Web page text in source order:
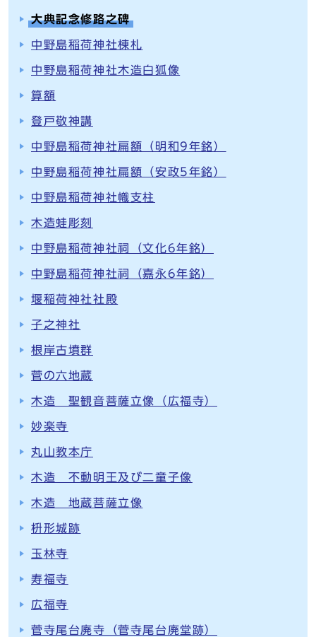
大典記念修路之碑
中野島稲荷神社棟札
中野島稲荷神社木造白狐像
算額
登戸敬神講
中野島稲荷神社扁額（明和9年銘）
中野島稲荷神社扁額（安政5年銘）
中野島稲荷神社幟支柱
木造蛙彫刻
中野島稲荷神社祠（文化6年銘）
中野島稲荷神社祠（嘉永6年銘）
堰稲荷神社社殿
子之神社
根岸古墳群
菅の六地蔵
木造 聖観音菩薩立像（広福寺）
妙楽寺
丸山教本庁
木造 不動明王及び二童子像
木造 地蔵菩薩立像
枡形城跡
玉林寺
寿福寺
広福寺
菅寺尾台廃寺（菅寺尾台廃堂跡）